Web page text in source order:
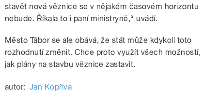
stavět nová věznice se v nějakém časovém horizontu
nebude. Říkala to i paní ministryně,“ uvádí.
Město Tábor se ale obává, že stát může kdykoli toto
rozhodnutí změnit. Chce proto využít všech možností,
jak plány na stavbu věznice zastavit.
autor: Jan Kopřiva